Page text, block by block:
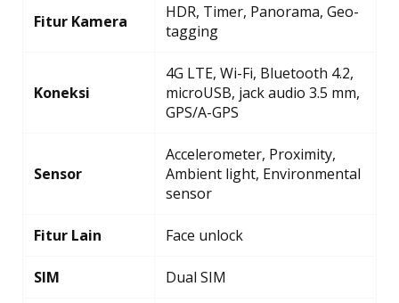
Fitur Kamera
HDR, Timer, Panorama, Geo-
tagging
Koneksi
4G LTE, Wi-Fi, Bluetooth 4.2,
microUSB, jack audio 3.5 mm,
GPS/A-GPS
Sensor
Accelerometer, Proximity,
Ambient light, Environmental
sensor
Fitur Lain Face unlock
SIM Dual SIM